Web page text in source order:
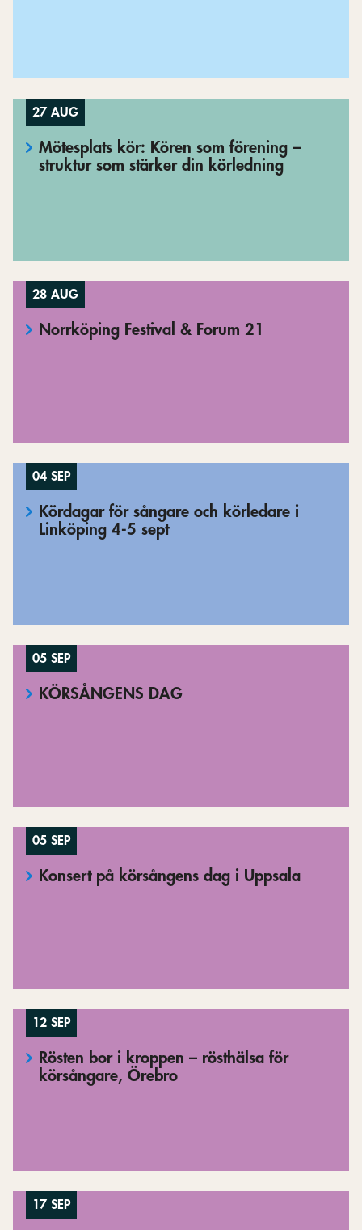
27 AUG
Mötesplats kör: Kören som förening –
struktur som stärker din körledning
28 AUG
Norrköping Festival & Forum 21
04 SEP
Kördagar för sångare och körledare i
Linköping 4-5 sept
05 SEP
KÖRSÅNGENS DAG
05 SEP
Konsert på körsångens dag i Uppsala
12 SEP
Rösten bor i kroppen – rösthälsa för
körsångare, Örebro
17 SEP